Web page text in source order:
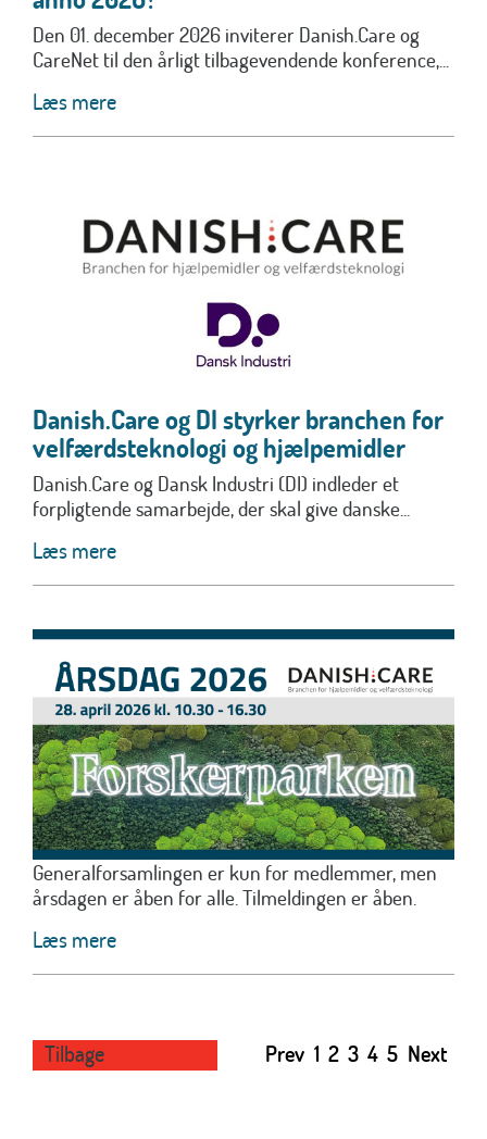
Den 01. december 2026 inviterer Danish.Care og
CareNet til den årligt tilbagevendende konference,...
Læs mere
Danish.Care og DI styrker branchen for
velfærdsteknologi og hjælpemidler
Danish.Care og Dansk Industri (DI) indleder et
forpligtende samarbejde, der skal give danske...
Læs mere
Generalforsamlingen er kun for medlemmer, men
årsdagen er åben for alle. Tilmeldingen er åben.
Læs mere
Tilbage Prev 1 2 3 4 5 Next